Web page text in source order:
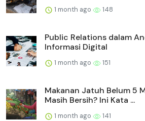
1 month ago 148
Public Relations dalam
Informasi Digital
1 month ago 151
Makanan Jatuh Belum 5
Masih Bersih? Ini Kata ...
1 month ago 141